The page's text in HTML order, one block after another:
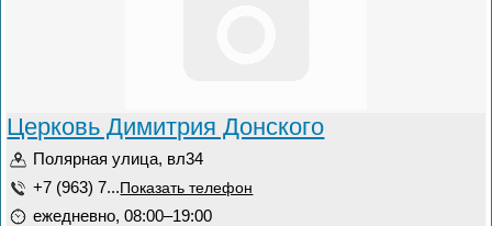
Церковь Димитрия Донского
Полярная улица, вл34
+7 (963) 7... Показать телефон
ежедневно, 08:00–19:00